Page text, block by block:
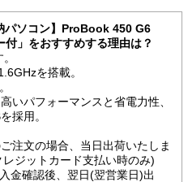
パソコン】ProBook 450 G6
」をおすすめする理由は？
を搭載。
いパフォーマンスと省電力性、
採用。
注文の場合、当日出荷いたしま
ジットカード支払い時のみ)
金確認後、翌日(翌営業日)出